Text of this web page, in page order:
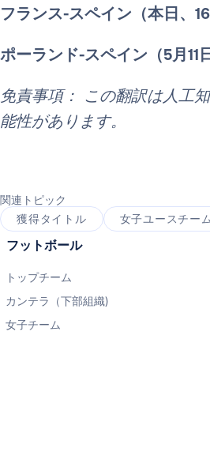
フランス-スペイン（本日、
ポーランド-スペイン（5月11
免責事項： この翻訳は人工
能性があります。
関連トピック
獲得タイトル
女子ユースチーム
フットボール
トップチーム
カンテラ（下部組織)
女子チーム